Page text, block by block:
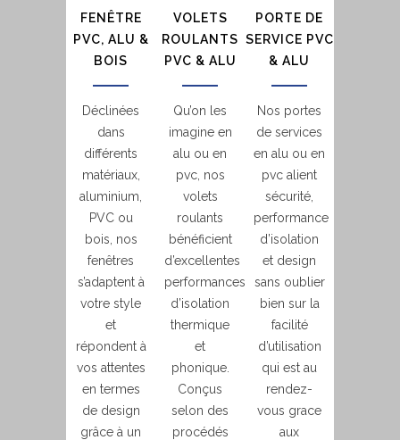
FENÊTRE
PVC, ALU &
BOIS
Déclinées
dans
différents
matériaux,
aluminium,
PVC ou
bois, nos
fenêtres
s’adaptent à
votre style
et
répondent à
vos attentes
en termes
de design
grâce à un
VOLETS
ROULANTS
PVC & ALU
Qu’on les
imagine en
alu ou en
pvc, nos
volets
roulants
bénéficient
d’excellentes
performances
d’isolation
thermique
et
phonique.
Conçus
selon des
procédés
PORTE DE
SERVICE PVC
& ALU
Nos portes
de services
en alu ou en
pvc alient
sécurité,
performance
d’isolation
et design
sans oublier
bien sur la
facilité
d’utilisation
qui est au
rendez-
vous grace
aux